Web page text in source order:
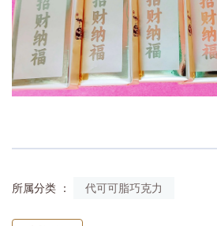
所属分类 ： 代可可脂巧克力